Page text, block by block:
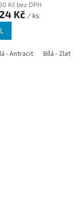
- Tmavý dub Bílá -
Kč bez DPH
Kč / ks
- Antracit Bílá - Zlatý